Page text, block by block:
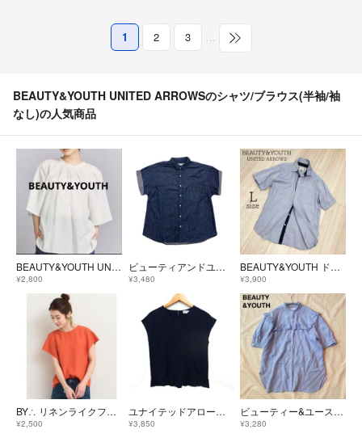
1 2 3 …
BEAUTY&YOUTH UNITED ARROWSのシャツ/ブラウス(半袖/袖
なし)の人気商品
BEAUTY&YOUTH UNITED ARROWSフレアスリーブチュニック
¥2,800
ビューティアンドユース BEAUTY&YOUTH デニムシャツ 半袖 レディース M相当 ブルー インディゴ 綿 オーバーサイズ ゆったり ロールアップ UNITED ARROWS
¥3,480
BEAUTY&YOUTH ドット切替 ボタンダウン半袖シャツ ライトブルー L
¥3,900
BY∴ リネンライクフレアスリーブブラウス
¥2,500
ユナイテッドアローズ ビューティー&ユース ヘムフリル ブラウス エンボス加工
¥3,850
ビューティー&ユース フリルスタンドカラー 5分袖ブラウス 洗える ブルー
¥3,280